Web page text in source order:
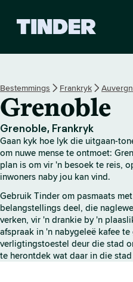
r
t
i
s
b
l
d
Bestemmings Frankryk
Grenoble
Grenoble, Frankryk
Gaan kyk hoe lyk die uitgaan-
om nuwe mense te ontmoet:
plan is om vir 'n besoek te reis,
inwoners naby jou kan vind.
Gebruik Tinder om pasmaats
belangstellings deel, die
verken, vir 'n drankie by 'n
afspraak in 'n nabygeleë kafee
verligtingstoestel deur die stad
te herontdek wat daar in die